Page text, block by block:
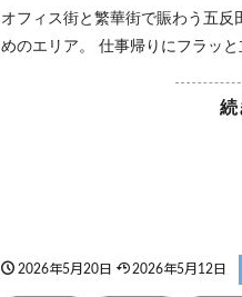
オフィス街と繁華街で賑わう五
めのエリア。 仕事帰りにフラッ
続
2026年5月20日 2026年5月12日